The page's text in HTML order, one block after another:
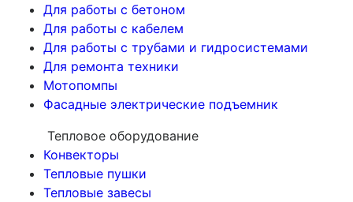
Для работы с бетоном
Для работы с кабелем
Для работы с трубами и гидросистемами
Для ремонта техники
Мотопомпы
Фасадные электрические подъемник
Тепловое оборудование
Конвекторы
Тепловые пушки
Тепловые завесы